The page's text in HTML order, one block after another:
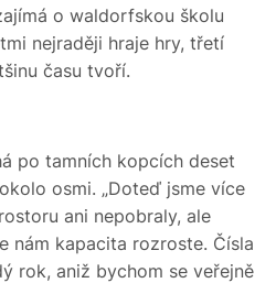
o waldorfskou školu
nejraději hraje hry, třetí
času tvoří.
po tamních kopcích deset
osmi. „Doteď jsme více
ani nepobraly, ale
nám kapacita rozroste. Čísla
rok, aniž bychom se veřejně